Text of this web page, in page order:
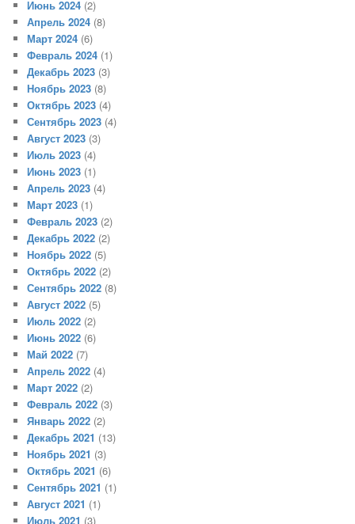
Июнь 2024 (2)
Апрель 2024 (8)
Март 2024 (6)
Февраль 2024 (1)
Декабрь 2023 (3)
Ноябрь 2023 (8)
Октябрь 2023 (4)
Сентябрь 2023 (4)
Август 2023 (3)
Июль 2023 (4)
Июнь 2023 (1)
Апрель 2023 (4)
Март 2023 (1)
Февраль 2023 (2)
Декабрь 2022 (2)
Ноябрь 2022 (5)
Октябрь 2022 (2)
Сентябрь 2022 (8)
Август 2022 (5)
Июль 2022 (2)
Июнь 2022 (6)
Май 2022 (7)
Апрель 2022 (4)
Март 2022 (2)
Февраль 2022 (3)
Январь 2022 (2)
Декабрь 2021 (13)
Ноябрь 2021 (3)
Октябрь 2021 (6)
Сентябрь 2021 (1)
Август 2021 (1)
Июль 2021 (3)